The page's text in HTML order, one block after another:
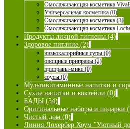
Омолаживающая косметика
Универсальная косметика (0)
Омолаживающая косметика (3)
Омолаживающая косметика
Продукты личной гигиены (4)
Здоровое питание (2)
низкокалорийные супы (0)
овощные приправы (2)
приправы-микс (0)
соусы (0)
Мультивитаминные напитки и
Сухие напитки и коктейли (0)
БАДЫ (34)
Оригинальные наборы и подарки
Чистый дом (0)
Линия Лохербер Хоум "Уютный